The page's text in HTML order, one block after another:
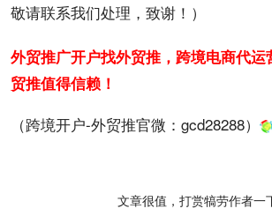
敬请联系我们处理，致谢！）
外贸推广开户找外贸推，跨境电商代运
贸推值得信赖！
（跨境开户-外贸推官微： gcd28288）
文章很值，打赏犒劳作者一